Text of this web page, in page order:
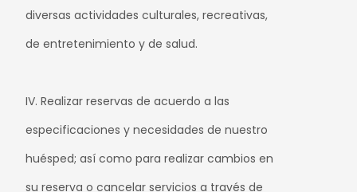
diversas actividades culturales, recreativas,
de entretenimiento y de salud.
IV. Realizar reservas de acuerdo a las
especificaciones y necesidades de nuestro
huésped; así como para realizar cambios en
su reserva o cancelar servicios a través de